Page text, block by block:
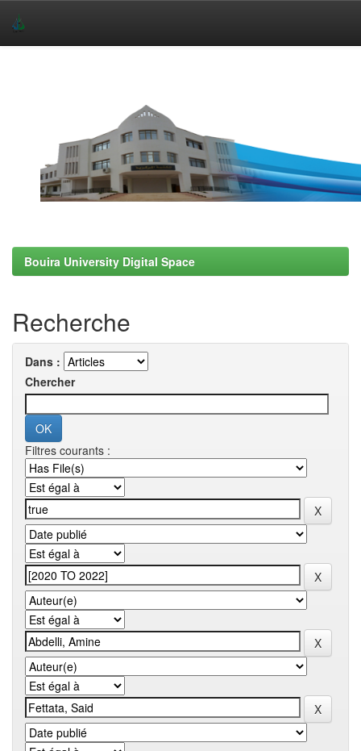
Bouira University Digital Space
Recherche
Dans :
Chercher
Filtres courants :